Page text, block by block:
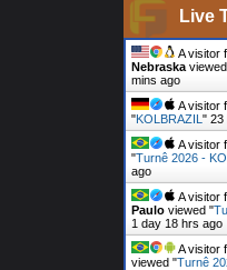
Live
A visitor
Nebraska
mins ago
A visitor
"KOLBRAZIL"23
A visitor
"Turnê 2026 -
ago
A visitor
Paulo viewed "
1 day 18 hrs ago
A visitor
viewed "Turnê